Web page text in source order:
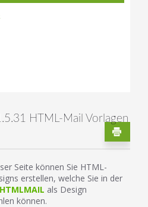
HTML-Mail Vorlagen
Seite können Sie HTML-
erstellen, welche Sie in der
als Design
können.